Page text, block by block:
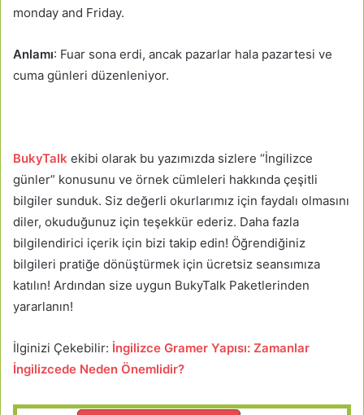
monday and Friday.
Anlamı: Fuar sona erdi, ancak pazarlar hala pazartesi ve
cuma günleri düzenleniyor.
BukyTalk ekibi olarak bu yazımızda sizlere “İngilizce
günler” konusunu ve örnek cümleleri hakkında çeşitli
bilgiler sunduk. Siz değerli okurlarımız için faydalı olmasını
diler, okuduğunuz için teşekkür ederiz. Daha fazla
bilgilendirici içerik için bizi takip edin! Öğrendiğiniz
bilgileri pratiğe dönüştürmek için ücretsiz seansımıza
katılın! Ardından size uygun BukyTalk Paketlerinden
yararlanın!
İlginizi Çekebilir: İngilizce Gramer Yapısı: Zamanlar
İngilizcede Neden Önemlidir?